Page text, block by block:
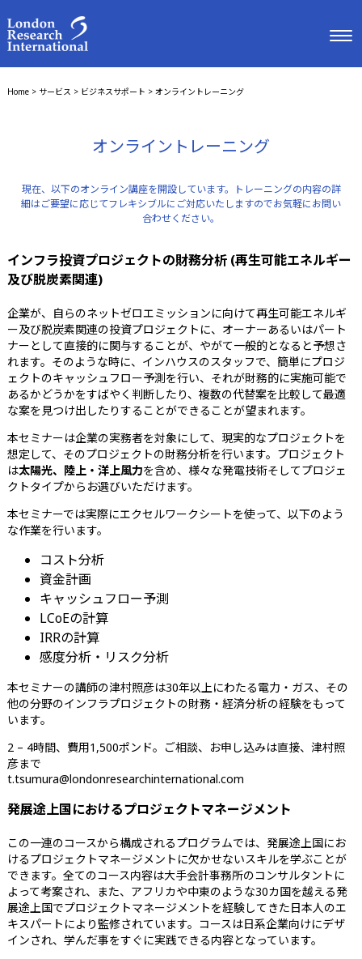
Home> サービス > ビジネスサポート > オンライントレーニング
オンライントレーニング
現在、以下のオンライン講座を開設しています。トレーニングの内容の詳
細はご要望に応じてフレキシブルにご対応いたしますのでお気軽にお問い
合わせください。
インフラ投資プロジェクトの財務分析 (再生可能エネルギー
及び脱炭素関連)
企業が、自らのネットゼロエミッションに向けて再生可能エネルギ
ー及び脱炭素関連の投資プロジェクトに、オーナーあるいはパート
ナーとして直接的に関与することが、やがて一般的となると予想さ
れます。そのような時に、インハウスのスタッフで、簡単にプロジ
ェクトのキャッシュフロー予測を行い、それが財務的に実施可能で
あるかどうかをすばやく判断したり、複数の代替案を比較して最適
な案を見つけ出したりすることができることが望まれます。
本セミナーは企業の実務者を対象にして、現実的なプロジェクトを
想定して、そのプロジェクトの財務分析を行います。プロジェクト
は太陽光、陸上・洋上風力を含め、様々な発電技術そしてプロジェ
クトタイプからお選びいただけます。
本セミナーでは実際にエクセルワークシートを使って、以下のよう
な作業を行います。
コスト分析
資金計画
キャッシュフロー予測
LCoEの計算
IRRの計算
感度分析・リスク分析
本セミナーの講師の津村照彦は30年以上にわたる電力・ガス、その
他の分野のインフラプロジェクトの財務・経済分析の経験をもって
います。
2 – 4時間、費用1,500ポンド。ご相談、お申し込みは直接、津村照
彦まで
t.tsumura@londonresearchinternational.com
発展途上国におけるプロジェクトマネージメント
この一連のコースから構成されるプログラムでは、発展途上国にお
けるプロジェクトマネージメントに欠かせないスキルを学ぶことが
できます。全てのコース内容は大手会計事務所のコンサルタントに
よって考案され、また、アフリカや中東のような30カ国を越える発
展途上国でプロジェクトマネージメントを経験してきた日本人のエ
キスパートにより監修されています。コースは日系企業向けにデザ
インされ、学んだ事をすぐに実践できる内容となっています。